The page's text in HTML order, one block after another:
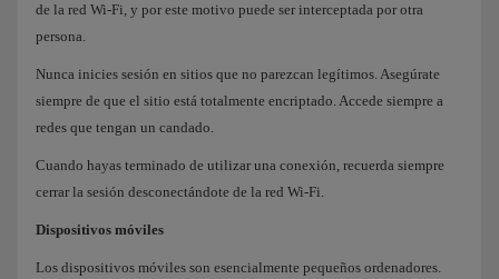
de la red Wi-Fi, y por este motivo puede ser interceptada por otra
persona.
Nunca inicies sesión en sitios que no parezcan legítimos. Asegúrate
siempre de que el sitio está totalmente encriptado. Accede siempre a
redes que tengan un candado.
Cuando hayas terminado de utilizar una conexión, recuerda siempre
cerrar la sesión desconectándote de la red Wi-Fi.
Dispositivos móviles
Los dispositivos móviles son esencialmente pequeños ordenadores.